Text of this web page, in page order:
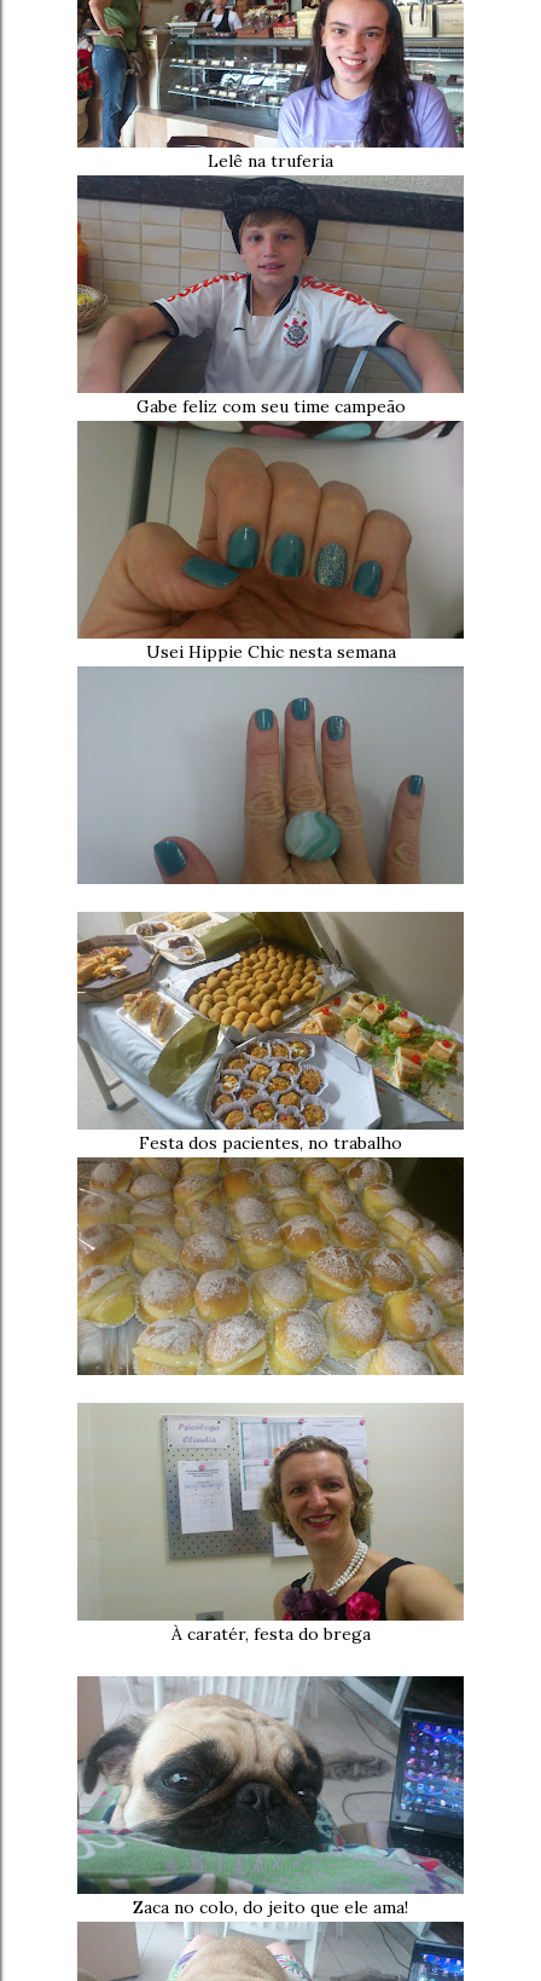
Lelê na truferia
Gabe feliz com seu time campeão
Usei Hippie Chic nesta semana
Festa dos pacientes, no trabalho
À caratér, festa do brega
Zaca no colo, do jeito que ele ama!